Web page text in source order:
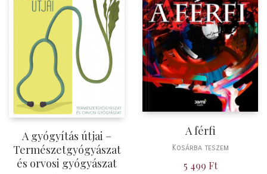
A gyógyítás útjai –
Természetgyógyászat
és orvosi gyógyászat
A férfi
Kosárba teszem
5 499 Ft